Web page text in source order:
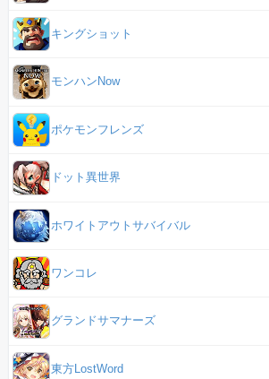
キングショット
モンハンNow
ポケモンフレンズ
ドット異世界
ホワイトアウトサバイバル
ワンコレ
グランドサマナーズ
東方LostWord